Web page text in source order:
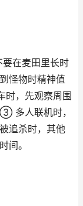
在麦田里长时
怪物时精神值
，先观察周围
多人联机时，
追杀时，其他
间。